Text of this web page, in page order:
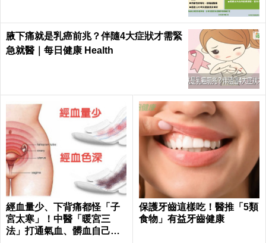
腋下痛就是乳癌前兆？伴隨4大症狀才需緊
急就醫｜每日健康 Health
經血量少、下背痛都怪「子
宮太寒」！中醫「暖宮三
法」打通氣血、髒血自己排
保護牙齒這樣吃！醫推「5類
食物」有益牙齒健康